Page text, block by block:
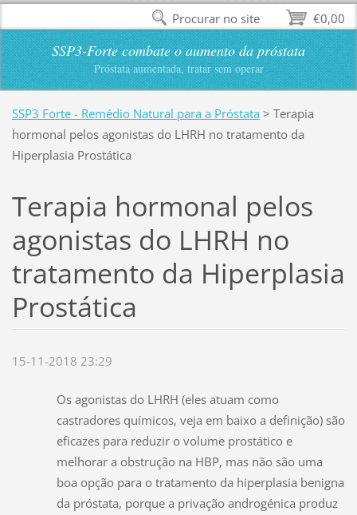
SSP3-Forte combate o aumento da próstata
Próstata aumentada, tratar sem operar
SSP3 Forte - Remédio Natural para a Próstata > Terapia
hormonal pelos agonistas do LHRH no tratamento da
Hiperplasia Prostática
Terapia hormonal pelos
agonistas do LHRH no
tratamento da Hiperplasia
Prostática
15-11-2018 23:29
Os agonistas do LHRH (eles atuam como
castradores químicos, veja em baixo a definição) são
eficazes para reduzir o volume prostático e
melhorar a obstrução na HBP, mas não são uma
boa opção para o tratamento da hiperplasia benigna
da próstata, porque a privação androgénica produz
€0,00
Procurar no site